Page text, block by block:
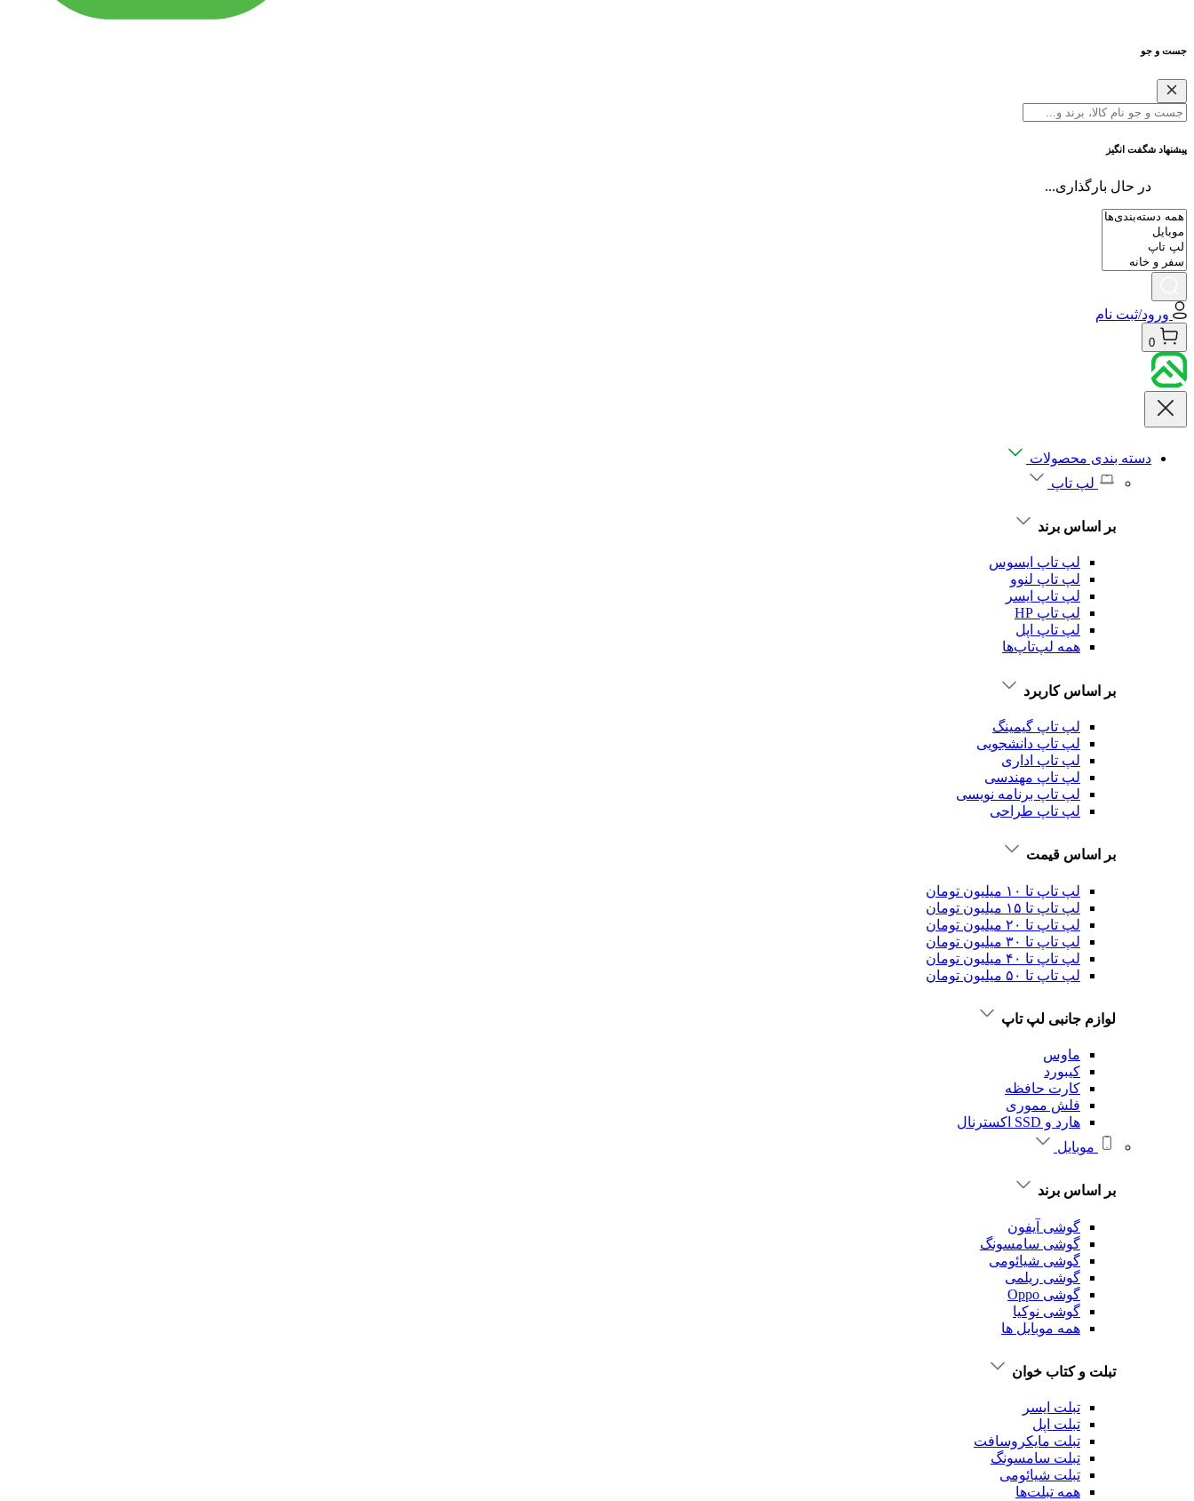
جست و جو
پیشنهاد شگفت انگیز
در حال بارگذاری...
ورود/ثبت نام
0
دسته بندی محصولات
لپ تاپ
بر اساس برند
لپ تاپ ایسوس
لپ تاپ لنوو
لپ تاپ ایسر
لپ تاپ HP
لپ تاپ اپل
همه لپ‌تاپ‌ها
بر اساس کاربرد
لپ تاپ گیمینگ
لپ تاپ دانشجویی
لپ تاپ اداری
لپ تاپ مهندسی
لپ تاپ برنامه نویسی
لپ تاپ طراحی
بر اساس قیمت
لپ تاپ تا ۱۰ میلیون تومان
لپ تاپ تا ۱۵ میلیون تومان
لپ تاپ تا ۲۰ میلیون تومان
لپ تاپ تا ۳۰ میلیون تومان
لپ تاپ تا ۴۰ میلیون تومان
لپ تاپ تا ۵۰ میلیون تومان
لوازم جانبی لپ تاپ
ماوس
کیبورد
کارت حافظه
فلش مموری
هارد و SSD اکسترنال
موبایل
بر اساس برند
گوشی آیفون
گوشی سامسونگ
گوشی شیائومی
گوشی ریلمی
گوشی Oppo
گوشی نوکیا
همه موبایل ها
تبلت و کتاب خوان
تبلت ایسر
تبلت اپل
تبلت‌ مایکروسافت
تبلت‌ سامسونگ
تبلت شیائومی
همه تبلت‌ها